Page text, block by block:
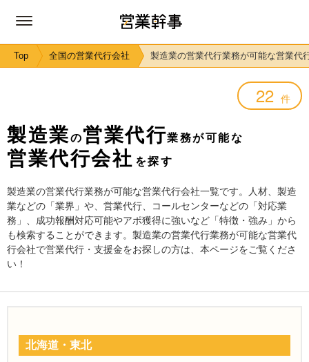
Top 全国の営業代行会社 製造業の営業代行業務が可能な営業代
22 件
製造業の営業代行業務が可能な
営業代行会社 を探す
製造業の営業代行業務が可能な営業代行会社一覧です。人材、製造
業などの「業界」や、営業代行、コールセンターなどの「対応業
務」、成功報酬対応可能やアポ獲得に強いなど「特徴・強み」から
も検索することができます。製造業の営業代行業務が可能な営業代
行会社で営業代行・支援金をお探しの方は、本ページをご覧くださ
い！
北海道・東北